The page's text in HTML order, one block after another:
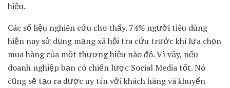
hiệu.
Các số liệu nghiên cứu cho thấy. 74% người tiêu dùng
hiện nay sử dụng mạng xã hội tra cứu trước khi lựa chọn
mua hàng của một thương hiệu nào đó. Vì vậy, nếu
doanh nghiệp bạn có chiến lược Social Media tốt. Nó
cũng sẽ tạo ra được uy tín với khách hàng và khuyến